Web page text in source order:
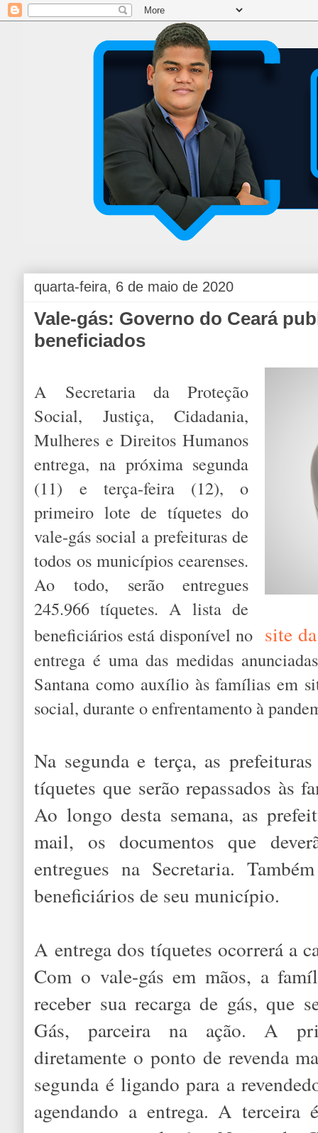
quarta-feira, 6 de maio de 2020
Vale-gás: Governo do Ceará
beneficiados
A Secretaria da Proteção
Social, Justiça, Cidadania,
Mulheres e Direitos Humanos
entrega, na próxima segunda
(11) e terça-feira (12), o
primeiro lote de tíquetes do
vale-gás social a prefeituras de
todos os municípios cearenses.
Ao todo, serão entregues
245.966 tíquetes. A lista de
beneficiários está disponível no site
entrega é uma das medidas
Santana como auxílio às famílias em
social, durante o enfrentamento à
Na segunda e terça, as
tíquetes que serão repassados às
Ao longo desta semana, as
mail, os documentos que
entregues na Secretaria.
beneficiários de seu município.
A entrega dos tíquetes ocorrerá a
Com o vale-gás em mãos, a
receber sua recarga de gás, que
Gás, parceira na ação. A
diretamente o ponto de revenda
segunda é ligando para a
agendando a entrega. A terceira